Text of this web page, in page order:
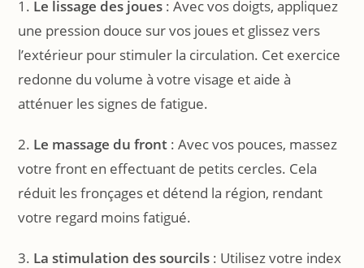
1. Le lissage des joues : Avec vos doigts, appliquez
une pression douce sur vos joues et glissez vers
l’extérieur pour stimuler la circulation. Cet exercice
redonne du volume à votre visage et aide à
atténuer les signes de fatigue.
2. Le massage du front : Avec vos pouces, massez
votre front en effectuant de petits cercles. Cela
réduit les fronçages et détend la région, rendant
votre regard moins fatigué.
3. La stimulation des sourcils : Utilisez votre index